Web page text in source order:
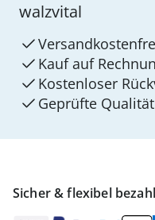
Sicher & flexibel
walzvital
Kauf auf
Kostenloser
Geprüfte